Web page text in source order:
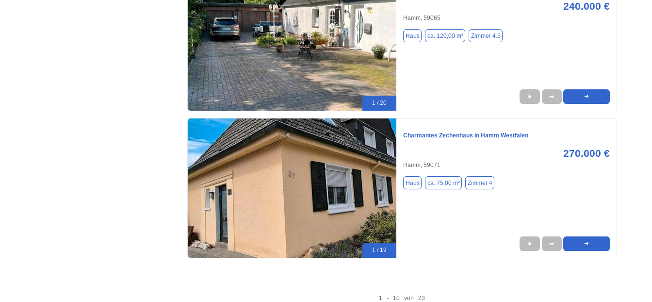
1 / 20
240.000 €
Hamm, 59065
Haus ca. 120,00 m² Zimmer 4.5
★ ➦ ➜
1 / 19
Charmantes Zechenhaus in Hamm Westfalen
270.000 €
Hamm, 59071
Haus ca. 75,00 m² Zimmer 4
★ ➦ ➜
1 - 10 von 23